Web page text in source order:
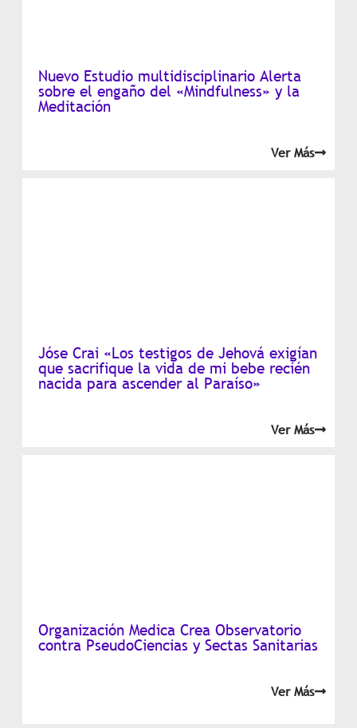
Nuevo Estudio multidisciplinario Alerta
sobre el engaño del «Mindfulness» y la
Meditación
Ver Más
Jóse Crai «Los testigos de Jehová exigían
que sacrifique la vida de mi bebe recién
nacida para ascender al Paraíso»
Ver Más
Organización Medica Crea Observatorio
contra PseudoCiencias y Sectas Sanitarias
Ver Más